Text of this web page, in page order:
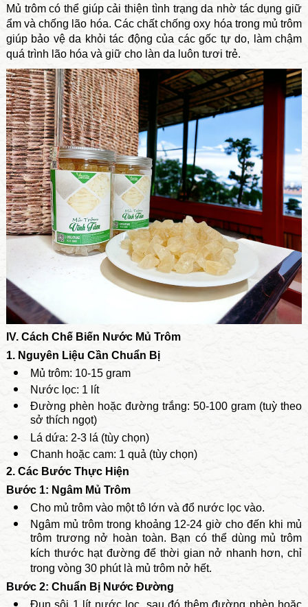
Mủ trôm có thể giúp cải thiện tình trạng da nhờ tác dụng giữ
ẩm và chống lão hóa. Các chất chống oxy hóa trong mủ trôm
giúp bảo vệ da khỏi tác động của các gốc tự do, làm chậm
quá trình lão hóa và giữ cho làn da luôn tươi trẻ.
IV. Cách Chế Biến Nước Mủ Trôm
1. Nguyên Liệu Cần Chuẩn Bị
Mủ trôm: 10-15 gram
Nước lọc: 1 lít
Đường phèn hoặc đường trắng: 50-100 gram (tuỳ theo
sở thích ngọt)
Lá dứa: 2-3 lá (tùy chọn)
Chanh hoặc cam: 1 quả (tùy chọn)
2. Các Bước Thực Hiện
Bước 1: Ngâm Mủ Trôm
Cho mủ trôm vào một tô lớn và đổ nước lọc vào.
Ngâm mủ trôm trong khoảng 12-24 giờ cho đến khi mủ
trôm trương nở hoàn toàn. Bạn có thể dùng mủ trôm
kích thước hạt đường để thời gian nở nhanh hơn, chỉ
trong vòng 30 phút là mủ trôm nở hết.
Bước 2: Chuẩn Bị Nước Đường
Đun sôi 1 lít nước lọc, sau đó thêm đường phèn hoặc